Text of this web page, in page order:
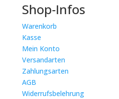
Shop-Infos
Warenkorb
Kasse
Mein Konto
Versandarten
Zahlungsarten
AGB
Widerrufsbelehrung